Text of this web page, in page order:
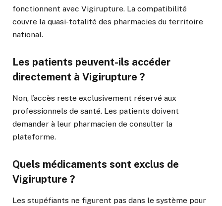
fonctionnent avec Vigirupture. La compatibilité
couvre la quasi-totalité des pharmacies du territoire
national.
Les patients peuvent-ils accéder
directement à Vigirupture ?
Non, l’accès reste exclusivement réservé aux
professionnels de santé. Les patients doivent
demander à leur pharmacien de consulter la
plateforme.
Quels médicaments sont exclus de
Vigirupture ?
Les stupéfiants ne figurent pas dans le système pour